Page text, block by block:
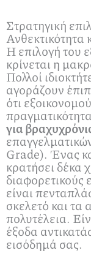
Στρατηγική
Ανθεκτικότητα
Η επιλογή του
κρίνεται η
Πολλοί
αγοράζουν
ότι
για
Grade). Ένας
κρατήσει δέκα
διαφορετικούς
είναι
σκελετό και τα
πολυτέλεια.
έξοδα
εισόδημά σας.